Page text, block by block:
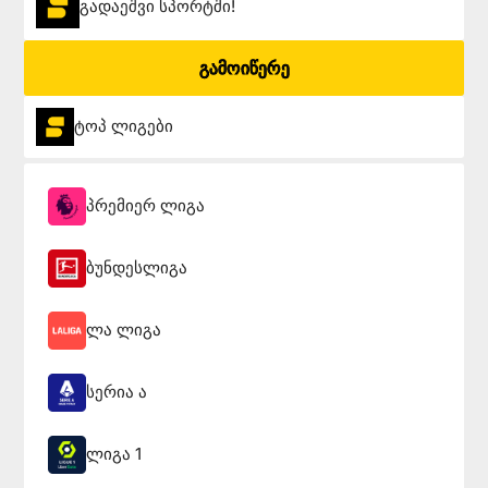
გადაეშვი სპორტში!
გამოიწერე
ტოპ ლიგები
პრემიერ ლიგა
ბუნდესლიგა
ლა ლიგა
სერია ა
ლიგა 1